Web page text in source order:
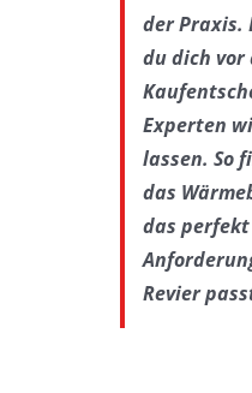
der Praxis.
du dich vor
Experten
lassen. So
das
das
Revier